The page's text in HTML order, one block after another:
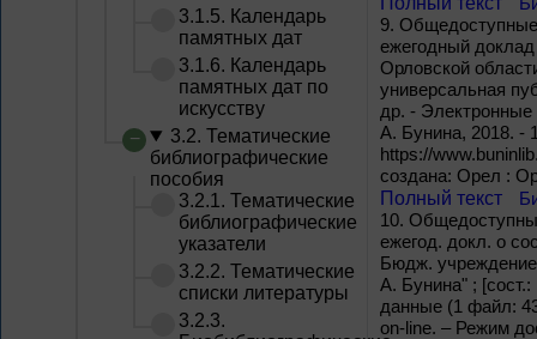
3.1.5. Календарь
памятных дат
3.1.6. Календарь
памятных дат по
искусству
3.2. Тематические
библиографические
пособия
3.2.1. Тематические
библиографические
указатели
3.2.2. Тематические
списки литературы
3.2.3.
9. Общедоступные
ежегодный
Орловской
универсальная
др. -
А. Бунина, 2018. -
https://
создана: Орел :
Полный текст
10.
ежегод. докл. о
Бюдж.
А. Бунина" ;
данные (1 файл:
on-line. – Режим